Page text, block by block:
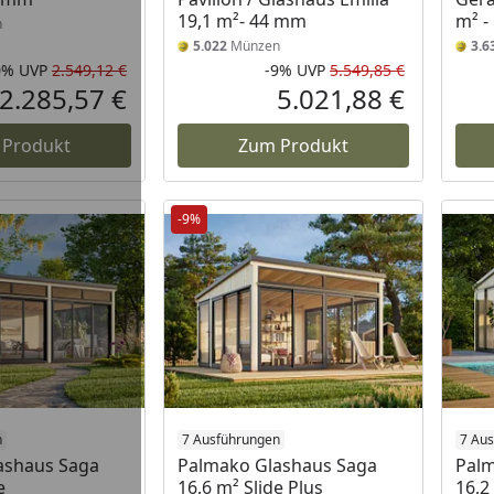
Rabatt in Prozent
Ursprünglicher Preis
UVP 2.549,12 €
Aktueller Preis
2.285,57 €
19,1 m²- 44 mm
5.022 Münzen
Rabatt in
-9% UVP 5.549,85 €
Aktueller
5.021,88 €
Zum Produkt
m²
Saga
-9%
7 Ausführungen
Palmako Glashaus Saga
16,6 m² Slide Plus
7